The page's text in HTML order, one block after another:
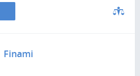
Finami